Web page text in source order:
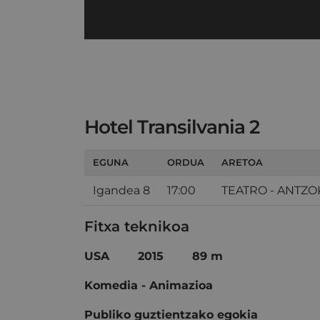
Hotel Transilvania 2
EGUNA ORDUA ARETOA
Igandea 8 17:00 TEATRO -
Fitxa teknikoa
USA 2015 89 m
Komedia - Animazioa
Publiko guztientzako egokia